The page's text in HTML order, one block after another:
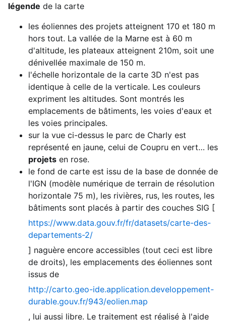
légende de la carte
les éoliennes des projets atteignent 170 et 180 m
hors tout. La vallée de la Marne est à 60 m
d'altitude, les plateaux atteignent 210m, soit une
dénivellée maximale de 150 m.
l'échelle horizontale de la carte 3D n'est pas
identique à celle de la verticale. Les couleurs
expriment les altitudes. Sont montrés les
emplacements de bâtiments, les voies d'eaux et
les voies principales.
sur la vue ci-dessus le parc de Charly est
représenté en jaune, celui de Coupru en vert… les
projets en rose.
le fond de carte est issu de la base de donnée de
l'IGN (modèle numérique de terrain de résolution
horizontale 75 m), les rivières, rus, les routes, les
bâtiments sont placés à partir des couches SIG [
https://www.data.gouv.fr/fr/datasets/carte-des-
departements-2/
] naguère encore accessibles (tout ceci est libre
de droits), les emplacements des éoliennes sont
issus de
http://carto.geo-ide.application.developpement-
durable.gouv.fr/943/eolien.map
, lui aussi libre. Le traitement est réalisé à l'aide